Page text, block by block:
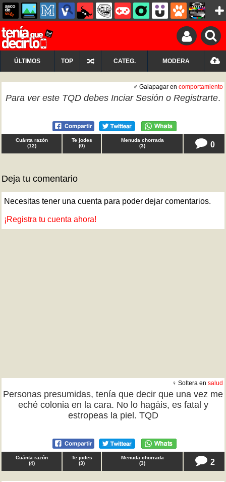
ÚLTIMOS TOP CATEG. MODERA
♂ Galapagar en comportamiento
Para ver este TQD debes Inciar Sesión o Registrarte.
Cuánta razón
(12)
Te jodes
(0)
Menuda chorrada
(3) 0
Deja tu comentario
Necesitas tener una cuenta para poder dejar comentarios.
¡Registra tu cuenta ahora!
♀ Soltera en salud
Personas presumidas, tenía que decir que una vez me
eché colonia en la cara. No lo hagáis, es fatal y
estropeas la piel. TQD
Cuánta razón
(4)
Te jodes
(3)
Menuda chorrada
(3) 2